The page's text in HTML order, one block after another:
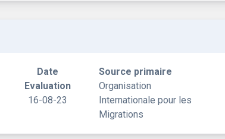
Date
Evaluation
16-08-23
Source primaire
Organisation
Internationale pour les
Migrations